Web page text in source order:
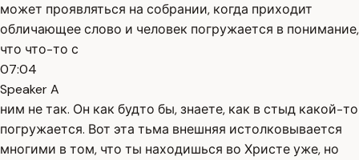
может проявляться на собрании, когда приходит
обличающее слово и человек погружается в понимание,
что что-то с
07:04
Speaker A
ним не так. Он как будто бы, знаете, как в стыд какой-то
погружается. Вот эта тьма внешняя истолковывается
многими в том, что ты находишься во Христе уже, но